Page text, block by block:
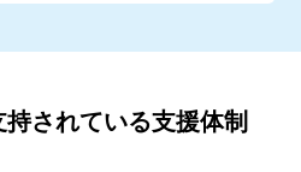
されている支援体制